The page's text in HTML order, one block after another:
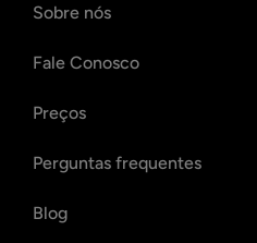
Sobre nós
Fale Conosco
Preços
Perguntas frequentes
Blog